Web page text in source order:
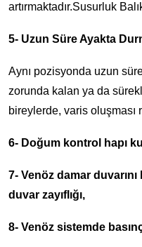
artırmaktadır.Susurluk
5- Uzun Süre Ayakta
Aynı pozisyonda uzun
zorunda kalan ya da
bireylerde, varis oluşması
6- Doğum kontrol hapı
7- Venöz damar
duvar zayıflığı,
8- Venöz sistemde